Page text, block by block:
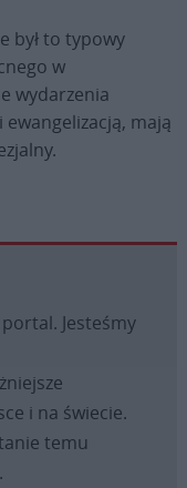
był to typowy
w
wydarzenia
mają
Jesteśmy
i na świecie.
temu